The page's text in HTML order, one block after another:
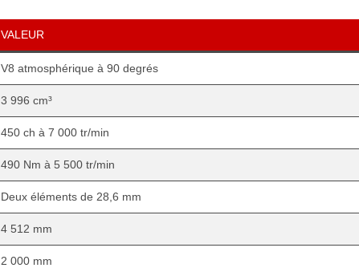
VALEUR
V8 atmosphérique à 90 degrés
3 996 cm³
450 ch à 7 000 tr/min
490 Nm à 5 500 tr/min
Deux éléments de 28,6 mm
4 512 mm
2 000 mm